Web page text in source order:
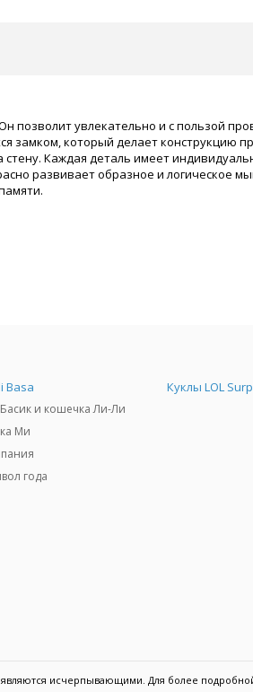
позволит увлекательно и с пользой
который делает конструкцию
Каждая деталь имеет
развивает образное и логическое
Basa
и кошечка Ли-Ли
Ми
года
Куклы LOL
исчерпывающими. Для более